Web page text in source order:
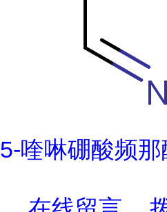
5-喹啉硼酸频那